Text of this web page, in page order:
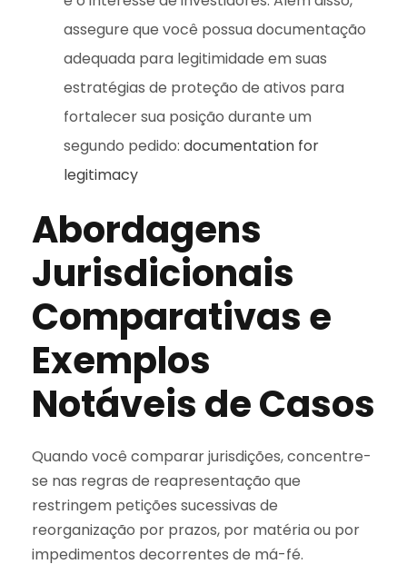
assegure que você possua documentação
adequada para legitimidade em suas
estratégias de proteção de ativos para
fortalecer sua posição durante um
segundo pedido: documentation for
legitimacy
Abordagens
Jurisdicionais
Comparativas e
Exemplos
Notáveis de Casos
Quando você comparar jurisdições, concentre-
se nas regras de reapresentação que
restringem petições sucessivas de
reorganização por prazos, por matéria ou por
impedimentos decorrentes de má-fé.